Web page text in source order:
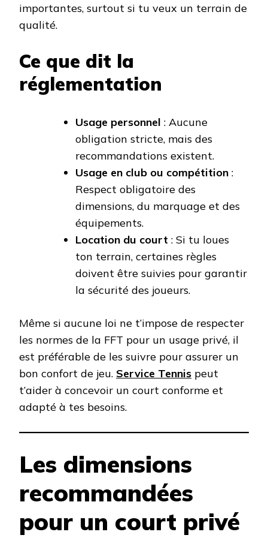
importantes, surtout si tu veux un terrain de
qualité.
Ce que dit la
réglementation
Usage personnel : Aucune
obligation stricte, mais des
recommandations existent.
Usage en club ou compétition :
Respect obligatoire des
dimensions, du marquage et des
équipements.
Location du court : Si tu loues
ton terrain, certaines règles
doivent être suivies pour garantir
la sécurité des joueurs.
Même si aucune loi ne t’impose de respecter
les normes de la FFT pour un usage privé, il
est préférable de les suivre pour assurer un
bon confort de jeu. Service Tennis peut
t’aider à concevoir un court conforme et
adapté à tes besoins.
Les dimensions
recommandées
pour un court privé